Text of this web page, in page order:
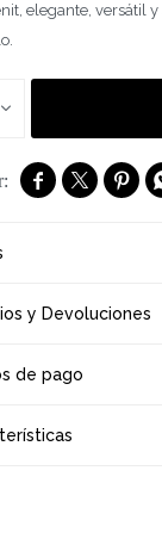
elegante, versátil
  
y Devoluciones
de pago